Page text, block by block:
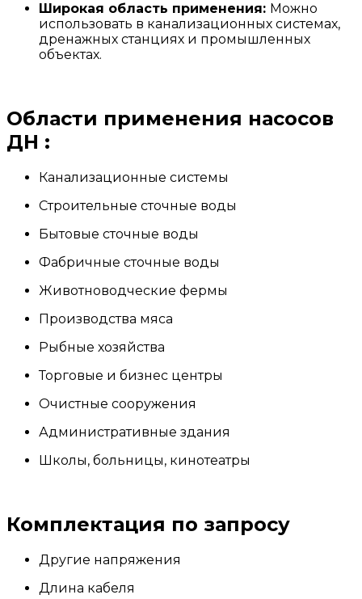
Широкая область применения: Можно
использовать в канализационных системах,
дренажных станциях и промышленных
объектах.
Области применения насосов
ДН :
Канализационные системы
Строительные сточные воды
Бытовые сточные воды
Фабричные сточные воды
Животноводческие фермы
Производства мяса
Рыбные хозяйства
Торговые и бизнес центры
Очистные сооружения
Административные здания
Школы, больницы, кинотеатры
Комплектация по запросу
Другие напряжения
Длина кабеля